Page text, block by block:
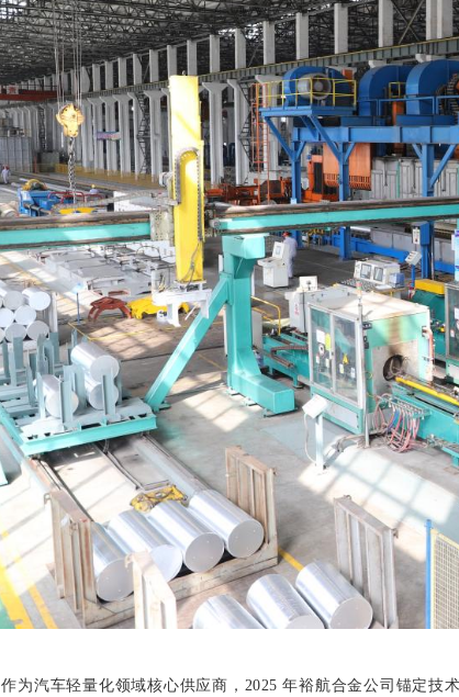
作为汽车轻量化领域核心供应商， 2025 年裕航合金公司锚定技